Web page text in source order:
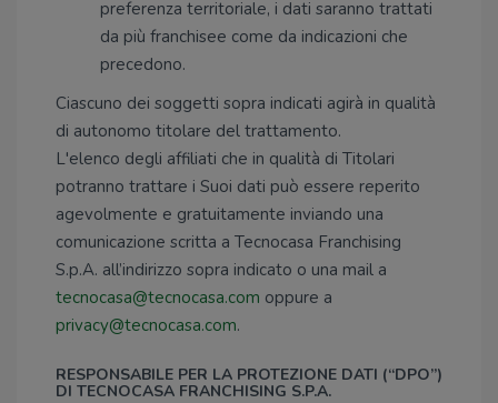
preferenza territoriale, i dati saranno trattati
da più franchisee come da indicazioni che
precedono.
Ciascuno dei soggetti sopra indicati agirà in qualità
di autonomo titolare del trattamento.
L'elenco degli affiliati che in qualità di Titolari
potranno trattare i Suoi dati può essere reperito
agevolmente e gratuitamente inviando una
comunicazione scritta a Tecnocasa Franchising
S.p.A. all’indirizzo sopra indicato o una mail a
tecnocasa@tecnocasa.com oppure a
privacy@tecnocasa.com.
RESPONSABILE PER LA PROTEZIONE DATI (“DPO”)
DI TECNOCASA FRANCHISING S.P.A.